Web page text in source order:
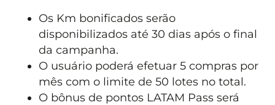
Os Km bonificados serão
disponibilizados até 30 dias após o final
da campanha.
O usuário poderá efetuar 5 compras por
mês com o limite de 50 lotes no total.
O bônus de pontos LATAM Pass será